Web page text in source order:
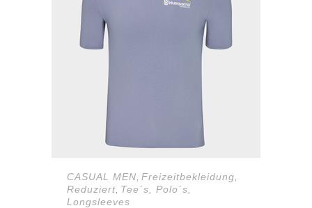
CASUAL MEN, Freizeitbekleidung,
Reduziert, Tee´s, Polo´s,
Longsleeves